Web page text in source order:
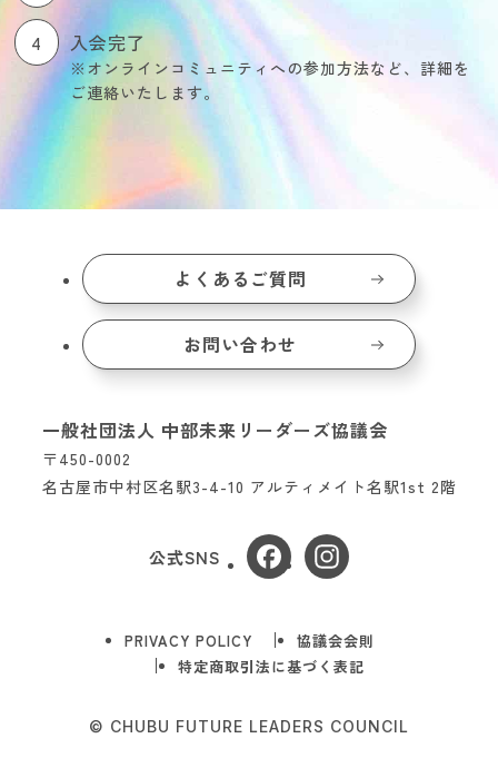
4 入会完了
※オンラインコミュニティへの参加方法など、詳細を
ご連絡いたします。
よくあるご質問
お問い合わせ
一般社団法人 中部未来リーダーズ協議会
〒450-0002
名古屋市中村区名駅3-4-10 アルティメイト名駅1st 2階
公式SNS
PRIVACY POLICY
協議会会則
特定商取引法に基づく表記
© CHUBU FUTURE LEADERS COUNCIL